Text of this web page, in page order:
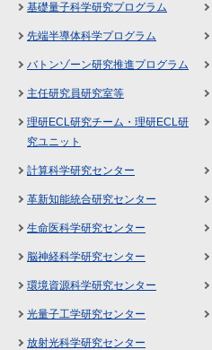
基礎量子科学研究プログラム
先端半導体科学プログラム
バトンゾーン研究推進プログラム
主任研究員研究室等
理研ECL研究チーム・理研ECL研
究ユニット
計算科学研究センター
革新知能統合研究センター
生命医科学研究センター
脳神経科学研究センター
環境資源科学研究センター
光量子工学研究センター
放射光科学研究センター